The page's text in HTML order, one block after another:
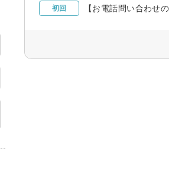
初回 【お電話問い合わせ